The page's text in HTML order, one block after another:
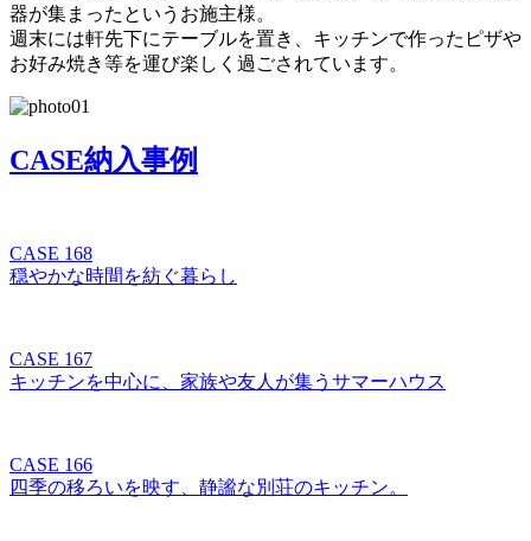
器が集まったというお施主様。
週末には軒先下にテーブルを置き、キッチンで作ったピザや
お好み焼き等を運び楽しく過ごされています。
CASE納入事例
CASE 168
穏やかな時間を紡ぐ暮らし
CASE 167
キッチンを中心に、家族や友人が集うサマーハウス
CASE 166
四季の移ろいを映す、静謐な別荘のキッチン。